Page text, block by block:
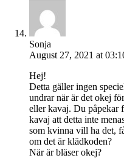
Sonja
August 27, 2021 at
Hej!
Detta gäller ingen
undrar när är det okej
eller kavaj. Du påpekar
kavaj att detta inte
som kvinna vill ha det,
om det är klädkoden?
När är bläser okej?